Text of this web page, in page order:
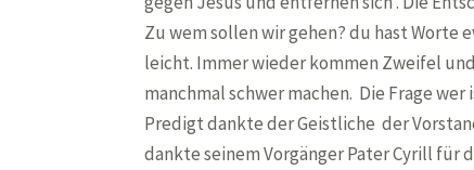
Zu wem sollen wir gehen? du hast Worte
leicht. Immer wieder kommen Zweifel
manchmal schwer machen. Die Frage
Predigt dankte der Geistliche der
dankte seinem Vorgänger Pater Cyrill für